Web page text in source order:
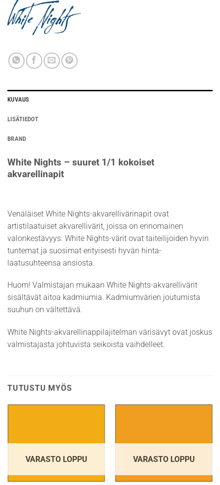
KUVAUS
LISÄTIEDOT
BRAND
White Nights – suuret 1/1 kokoiset
akvarellinapit
Venäläiset White Nights-akvarellivärinapit ovat
artistilaatuiset akvarellivärit, joissa on erinomainen
valonkestävyys. White Nights-värit ovat taiteilijoiden hyvin
tuntemat ja suosimat erityisesti hyvän hinta-
laatusuhteensa ansiosta.
Huom! Valmistajan mukaan White Nights-akvarellivärit
sisältävät aitoa kadmiumia. Kadmiumvärien joutumista
suuhun on vältettävä.
White Nights-akvarellinappilajitelman värisävyt ovat joskus
valmistajasta johtuvista seikoista vaihdelleet.
TUTUSTU MYÖS
VARASTO LOPPU VARASTO LOPPU